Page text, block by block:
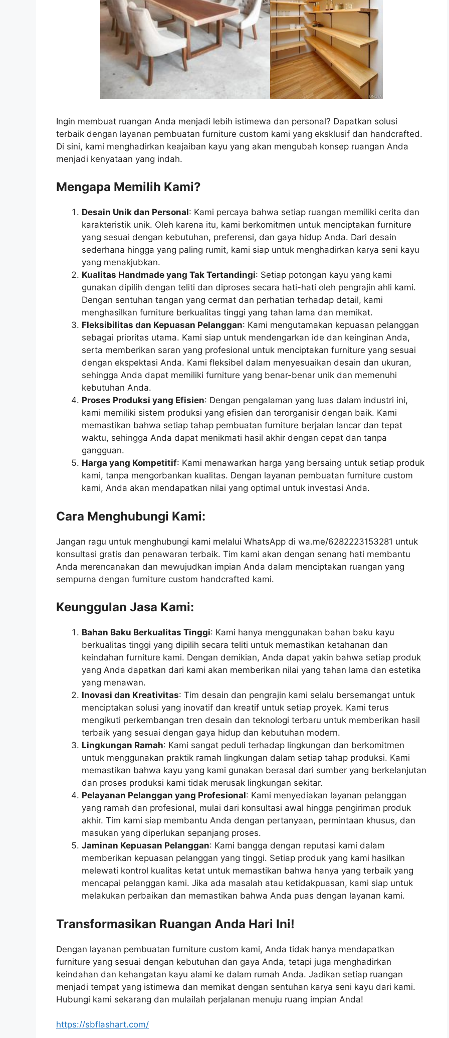
Ingin membuat ruangan Anda menjadi lebih istimewa dan personal? Dapatkan solusi
terbaik dengan layanan pembuatan furniture custom kami yang eksklusif dan handcrafted.
Di sini, kami menghadirkan keajaiban kayu yang akan mengubah konsep ruangan Anda
menjadi kenyataan yang indah.
Mengapa Memilih Kami?
Desain Unik dan Personal: Kami percaya bahwa setiap ruangan memiliki cerita dan
karakteristik unik. Oleh karena itu, kami berkomitmen untuk menciptakan furniture
yang sesuai dengan kebutuhan, preferensi, dan gaya hidup Anda. Dari desain
sederhana hingga yang paling rumit, kami siap untuk menghadirkan karya seni kayu
yang menakjubkan.
Kualitas Handmade yang Tak Tertandingi: Setiap potongan kayu yang kami
gunakan dipilih dengan teliti dan diproses secara hati-hati oleh pengrajin ahli kami.
Dengan sentuhan tangan yang cermat dan perhatian terhadap detail, kami
menghasilkan furniture berkualitas tinggi yang tahan lama dan memikat.
Fleksibilitas dan Kepuasan Pelanggan: Kami mengutamakan kepuasan pelanggan
sebagai prioritas utama. Kami siap untuk mendengarkan ide dan keinginan Anda,
serta memberikan saran yang profesional untuk menciptakan furniture yang sesuai
dengan ekspektasi Anda. Kami fleksibel dalam menyesuaikan desain dan ukuran,
sehingga Anda dapat memiliki furniture yang benar-benar unik dan memenuhi
kebutuhan Anda.
Proses Produksi yang Efisien: Dengan pengalaman yang luas dalam industri ini,
kami memiliki sistem produksi yang efisien dan terorganisir dengan baik. Kami
memastikan bahwa setiap tahap pembuatan furniture berjalan lancar dan tepat
waktu, sehingga Anda dapat menikmati hasil akhir dengan cepat dan tanpa
gangguan.
Harga yang Kompetitif: Kami menawarkan harga yang bersaing untuk setiap produk
kami, tanpa mengorbankan kualitas. Dengan layanan pembuatan furniture custom
kami, Anda akan mendapatkan nilai yang optimal untuk investasi Anda.
Cara Menghubungi Kami:
Jangan ragu untuk menghubungi kami melalui WhatsApp di wa.me/6282223153281 untuk
konsultasi gratis dan penawaran terbaik. Tim kami akan dengan senang hati membantu
Anda merencanakan dan mewujudkan impian Anda dalam menciptakan ruangan yang
sempurna dengan furniture custom handcrafted kami.
Keunggulan Jasa Kami:
Bahan Baku Berkualitas Tinggi: Kami hanya menggunakan bahan baku kayu
berkualitas tinggi yang dipilih secara teliti untuk memastikan ketahanan dan
keindahan furniture kami. Dengan demikian, Anda dapat yakin bahwa setiap produk
yang Anda dapatkan dari kami akan memberikan nilai yang tahan lama dan estetika
yang menawan.
Inovasi dan Kreativitas: Tim desain dan pengrajin kami selalu bersemangat untuk
menciptakan solusi yang inovatif dan kreatif untuk setiap proyek. Kami terus
mengikuti perkembangan tren desain dan teknologi terbaru untuk memberikan hasil
terbaik yang sesuai dengan gaya hidup dan kebutuhan modern.
Lingkungan Ramah: Kami sangat peduli terhadap lingkungan dan berkomitmen
untuk menggunakan praktik ramah lingkungan dalam setiap tahap produksi. Kami
memastikan bahwa kayu yang kami gunakan berasal dari sumber yang berkelanjutan
dan proses produksi kami tidak merusak lingkungan sekitar.
Pelayanan Pelanggan yang Profesional: Kami menyediakan layanan pelanggan
yang ramah dan profesional, mulai dari konsultasi awal hingga pengiriman produk
akhir. Tim kami siap membantu Anda dengan pertanyaan, permintaan khusus, dan
masukan yang diperlukan sepanjang proses.
Jaminan Kepuasan Pelanggan: Kami bangga dengan reputasi kami dalam
memberikan kepuasan pelanggan yang tinggi. Setiap produk yang kami hasilkan
melewati kontrol kualitas ketat untuk memastikan bahwa hanya yang terbaik yang
mencapai pelanggan kami. Jika ada masalah atau ketidakpuasan, kami siap untuk
melakukan perbaikan dan memastikan bahwa Anda puas dengan layanan kami.
Transformasikan Ruangan Anda Hari Ini!
Dengan layanan pembuatan furniture custom kami, Anda tidak hanya mendapatkan
furniture yang sesuai dengan kebutuhan dan gaya Anda, tetapi juga menghadirkan
keindahan dan kehangatan kayu alami ke dalam rumah Anda. Jadikan setiap ruangan
menjadi tempat yang istimewa dan memikat dengan sentuhan karya seni kayu dari kami.
Hubungi kami sekarang dan mulailah perjalanan menuju ruang impian Anda!
https://sbflashart.com/